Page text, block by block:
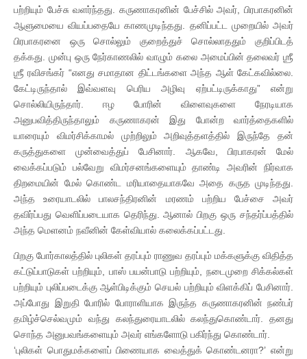
பற்றியும் பேச்சு வளர்ந்தது. கருணாகரனின் பேச்சில் அவர், பிரபாகரனின்
ஆளுமையை வியப்பதையே காணமுடிந்தது. தனிப்பட்ட முறையில் அவர்
பிரபாகரனை ஒரு சொல்லும் குறைத்துச் சொல்லாததும் குறிப்பிடத்
தக்கது. முன்பு ஒரு நேர்காணலில் வாழும் கலை அமைப்பின் தலைவர் ஶ்ரீ
ஶ்ரீ ரவிசங்கர் “எனது சமாதான திட்டங்களை அந்த ஆள் கேட்கவில்லை.
கேட்டிருந்தால் இவ்வளவு பெரிய அழிவு ஏற்பட்டிருக்காது” என்று
சொல்லியிருந்தார். ஈழ போரின் விளைவுகளை நேரடியாக
அனுபவித்திருந்தாலும் கருணாகரன் இது போன்ற வார்த்தைகளில்
யாரையும் விமர்சிக்காமல் முற்றிலும் அறிவுத்தளத்தில் இருந்தே தன்
கருத்துகளை முன்வைத்துப் பேசினார். ஆகவே, பிரபாகரன் மேல்
வைக்கப்படும் பல்வேறு விமர்சனங்களையும் தாண்டி அவரின் நிர்வாக
திறமையின் மேல் கொண்ட மரியாதையாகவே அதை கருத முடிந்தது.
அந்த உரையாடலில் பாலசந்திரனின் மரணம் பற்றிய பேச்சை அவர்
தவிர்ப்பது வெளிப்படையாக தெரிந்து. ஆனால் பிறகு ஒரு சந்தர்ப்பத்தில்
அந்த மெளனம் நவீனின் கேள்வியால் கலைக்கப்பட்டது.
பிறகு போர்காலத்தில் புலிகள் தரப்பும் ராணுவ தரப்பும் மக்களுக்கு விதித்த
கட்டுப்பாடுகள் பற்றியும், பாஸ் பயன்பாடு பற்றியும், நடைமுறை சிக்கல்கள்
பற்றியும் புலிப்படைக்கு ஆள்பிடிக்கும் செயல் பற்றியும் விளக்கிப் பேசினார்.
அப்போது இறுதி போரில் போராளியாக இருந்த கருணாகரனின் நண்பர்
தமிழ்ச்செல்வமும் வந்து கலந்துரையாடலில் கலந்துகொண்டார். தனது
சொந்த அனுபவங்களையும் அவர் எங்களோடு பகிர்ந்து கொண்டார்.
‘புலிகள் பொதுமக்களைப் பிணையாக வைத்துக் கொண்டனரா?’ என்று